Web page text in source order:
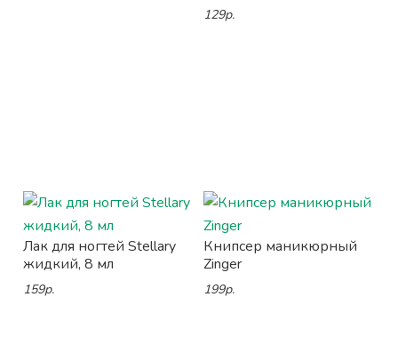
129р.
Лак для ногтей Stellary
жидкий, 8 мл
159р.
Книпсер маникюрный
Zinger
199р.